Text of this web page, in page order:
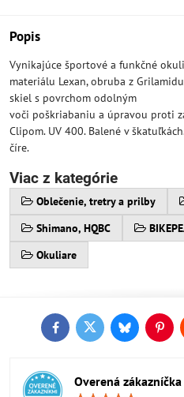
Popis
Vynikajúce športové a funkčné
materiálu Lexan, obruba z
skiel s povrchom odolným
voči poškriabaniu a úpravou proti
Clipom. UV 400. Balené v
číre.
Viac z kategórie
Oblečenie, tretry a prilby
Shimano, HQBC
Okuliare
FacebookTwitterBluesky
Overená